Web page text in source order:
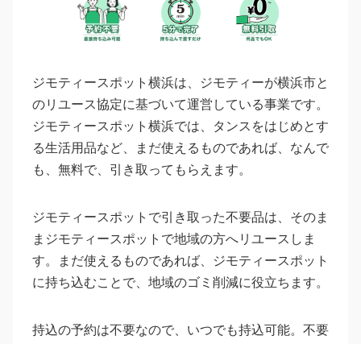
ジモティースポット横浜は、ジモティーが横浜市と
のリユース協定に基づいて運営している事業です。
ジモティースポット横浜では、タンスをはじめとす
る生活用品など、まだ使えるものであれば、なんで
も、無料で、引き取ってもらえます。
ジモティースポットで引き取った不要品は、そのま
まジモティースポットで地域の方へリユースしま
す。まだ使えるものであれば、ジモティースポット
に持ち込むことで、地域のゴミ削減に役立ちます。
持込の予約は不要なので、いつでも持込可能。不要